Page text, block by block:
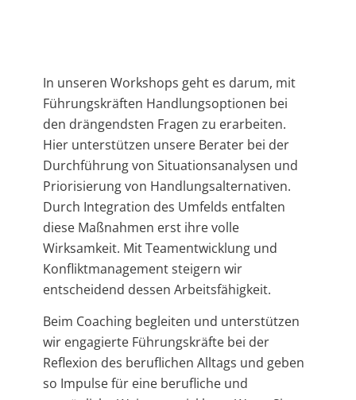
In unseren Workshops geht es darum, mit
Führungskräften Handlungsoptionen bei
den drängendsten Fragen zu erarbeiten.
Hier unterstützen unsere Berater bei der
Durchführung von Situationsanalysen und
Priorisierung von Handlungsalternativen.
Durch Integration des Umfelds entfalten
diese Maßnahmen erst ihre volle
Wirksamkeit. Mit Teamentwicklung und
Konfliktmanagement steigern wir
entscheidend dessen Arbeitsfähigkeit.
Beim Coaching begleiten und unterstützen
wir engagierte Führungskräfte bei der
Reflexion des beruflichen Alltags und geben
so Impulse für eine berufliche und